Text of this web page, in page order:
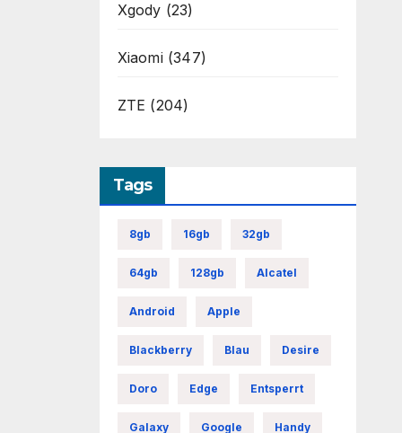
Xgody (23)
Xiaomi(347)
ZTE (204)
Tags
8gb 16gb 32gb
64gb 128gb Alcatel
Android Apple
Blackberry Blau Desire
Doro Edge Entsperrt
Galaxy Google Handy